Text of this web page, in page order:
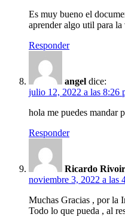
Es muy bueno el
aprender algo util para
Responder
angel dice:
julio 12, 2022 a las 8:26
hola me puedes mandar
Responder
Ricardo
noviembre 3, 2022 a las
Muchas Gracias , por la
Todo lo que pueda , al